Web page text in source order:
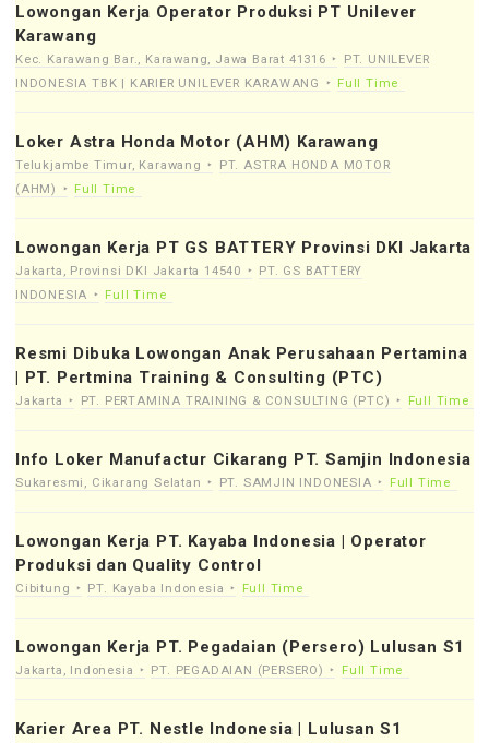
Lowongan Kerja Operator Produksi PT Unilever
Karawang
Kec. Karawang Bar., Karawang, Jawa Barat 41316
PT. UNILEVER
INDONESIA TBK | KARIER UNILEVER KARAWANG
Full Time
Loker Astra Honda Motor (AHM) Karawang
Telukjambe Timur, Karawang
PT. ASTRA HONDA MOTOR
(AHM)
Full Time
Lowongan Kerja PT GS BATTERY Provinsi DKI Jakarta
Jakarta, Provinsi DKI Jakarta 14540
PT. GS BATTERY
INDONESIA
Full Time
Resmi Dibuka Lowongan Anak Perusahaan Pertamina
| PT. Pertmina Training & Consulting (PTC)
Jakarta PT. PERTAMINA TRAINING & CONSULTING (PTC) Full Time
Info Loker Manufactur Cikarang PT. Samjin Indonesia
Sukaresmi, Cikarang Selatan PT. SAMJIN INDONESIA Full Time
Lowongan Kerja PT. Kayaba Indonesia | Operator
Produksi dan Quality Control
Cibitung PT. Kayaba Indonesia Full Time
Lowongan Kerja PT. Pegadaian (Persero) Lulusan S1
Jakarta, Indonesia PT. PEGADAIAN (PERSERO) Full Time
Karier Area PT. Nestle Indonesia | Lulusan S1